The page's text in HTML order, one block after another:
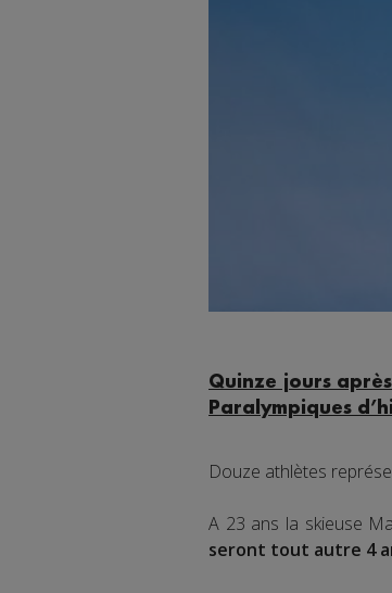
Quinze jours
Paralympiques
Douze athlètes
A 23 ans la skieuse
seront tout autre 4